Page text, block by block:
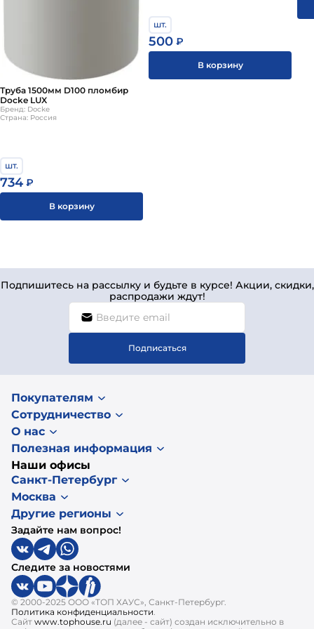
Труба 1500мм D100 пломбир
Docke LUX
Бренд: Docke
Страна: Россия
шт.
734 ₽
В корзину
шт.
500 ₽
В корзину
Подпишитесь на рассылку и будьте в курсе! Акции, скидки,
распродажи ждут!
Подписаться
Покупателям
Сотрудничество
О нас
Полезная информация
Наши офисы
Санкт-Петербург
Москва
Другие регионы
Задайте нам вопрос!
Следите за новостями
© 2000-2025 ООО «ТОП ХАУС», Санкт-Петербург.
Политика конфиденциальности
Сайт www.tophouse.ru (далее - сайт) создан исключительно в